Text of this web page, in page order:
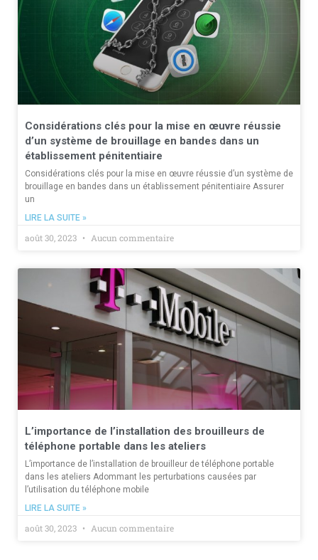
Considérations clés pour la mise en œuvre réussie
d’un système de brouillage en bandes dans un
établissement pénitentiaire
Considérations clés pour la mise en œuvre réussie d’un système de
brouillage en bandes dans un établissement pénitentiaire Assurer
un
LIRE LA SUITE »
août 30, 2023 Aucun commentaire
L’importance de l’installation des brouilleurs de
téléphone portable dans les ateliers
L’importance de l’installation de brouilleur de téléphone portable
dans les ateliers Adommant les perturbations causées par
l’utilisation du téléphone mobile
LIRE LA SUITE »
août 30, 2023 Aucun commentaire